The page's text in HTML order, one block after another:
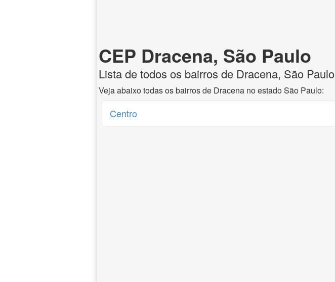
CEP Dracena, São Paulo
Lista de todos os bairros de Dracena, São Paulo
Veja abaixo todas os bairros de Dracena no estado São Paulo:
Centro